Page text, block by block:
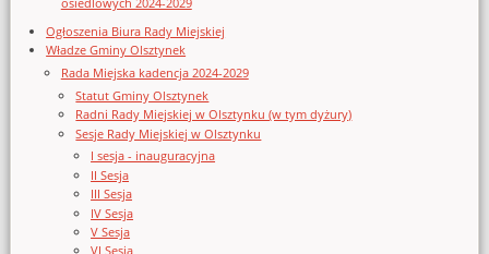
Ogłoszenia Biura Rady Miejskiej
Władze Gminy Olsztynek
Rada Miejska kadencja 2024-2029
Statut Gminy Olsztynek
Radni Rady Miejskiej w Olsztynku (w tym dyżury)
Sesje Rady Miejskiej w Olsztynku
I sesja - inauguracyjna
II Sesja
III Sesja
IV Sesja
V Sesja
VI Sesja